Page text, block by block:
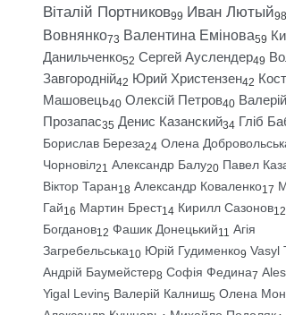
Віталій Портников99 Иван Лютый98
Вовнянко73 Валентина Емінова59
Данильченко52 Сергей Ауслендер49
Завгородній42 Юрий Христензен42
Машовець40 Олексій Петров40 Валерій
Прозапас35 Денис Казанский34 Гліб
Борислав Береза24 Олена
Чорновіл21 Александр Балу20 Павел
Віктор Таран18 Александр Коваленко17
Гай16 Мартин Брест14 Кирилл Сазонов12
Богданов12 Фашик Донецький11 Агія
Загребельська10 Юрій Гудименко9 Vasyl
Андрій Баумейстер8 Софія Федина7
Yigal Levin5 Валерій Калниш5 Олена